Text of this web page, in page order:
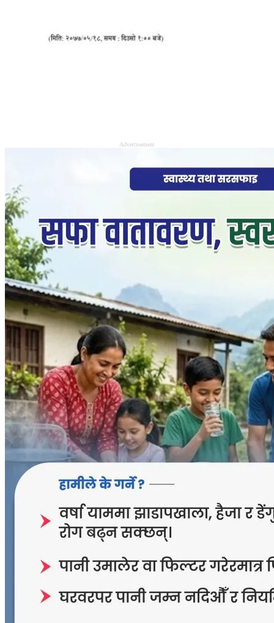
Advertisement